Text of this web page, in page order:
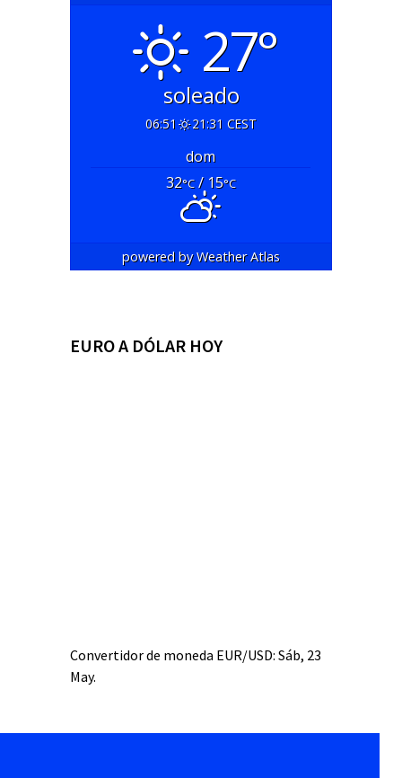
27°
soleado
06:51 21:31 CEST
dom
32°C/ 15°C
powered byWeather Atlas
EURO A DÓLAR HOY
Convertidor de moneda EUR/USD: Sáb, 23
May.